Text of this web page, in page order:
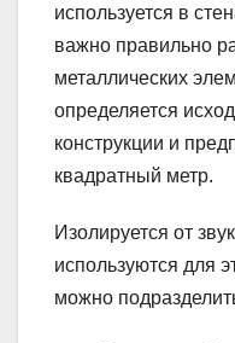
используется в
важно правильно
металлических
определяется
конструкции и
квадратный метр.
Изолируется от
используются для
можно